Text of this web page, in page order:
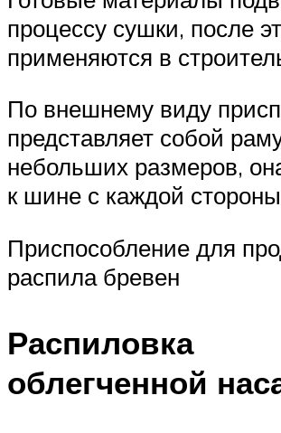
процессу сушки, после
применяются в
По внешнему виду
представляет собой
небольших размеров,
к шине с каждой
Приспособление для
распила бревен
Распиловка
облегченной